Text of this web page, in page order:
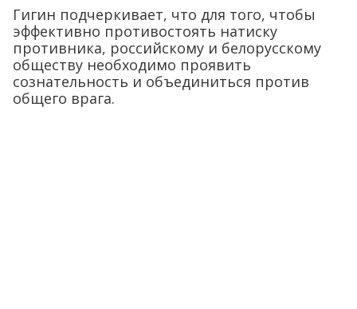
Гигин подчеркивает, что для того, чтобы
эффективно противостоять натиску
противника, российскому и белорусскому
обществу необходимо проявить
сознательность и объединиться против
общего врага.